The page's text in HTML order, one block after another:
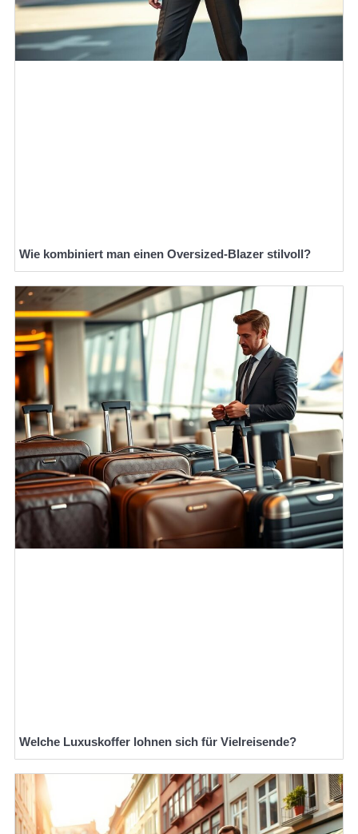
Wie kombiniert man einen Oversized-Blazer stilvoll?
Welche Luxuskoffer lohnen sich für Vielreisende?